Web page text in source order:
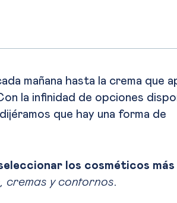
mañana hasta la crema que
la infinidad de opciones
que hay una forma de
los cosméticos más
cremas y contornos.